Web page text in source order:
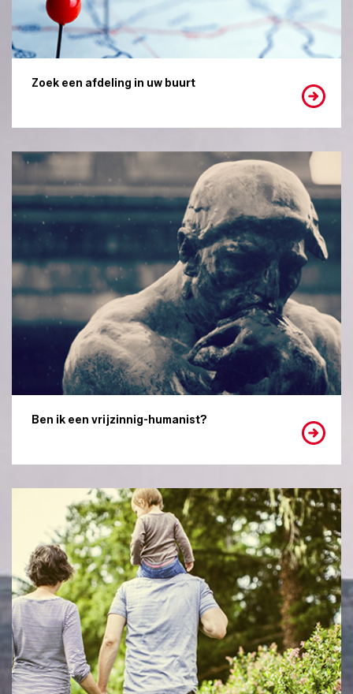
Zoek een afdeling in uw buurt
Ben ik een vrijzinnig-humanist?